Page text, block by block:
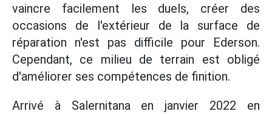
vaincre facilement les duels, créer des
occasions de l'extérieur de la surface de
réparation n'est pas difficile pour Ederson.
Cependant, ce milieu de terrain est obligé
d'améliorer ses compétences de finition.
Arrivé à Salernitana en janvier 2022 en